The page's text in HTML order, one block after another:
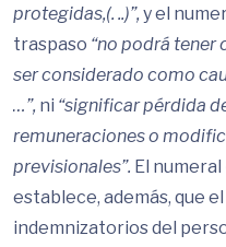
protegidas,(. ..)”, y el
traspaso “no podrá tener
ser considerado como
…”, ni “significarpérdida
remuneraciones o
previsionales”. El
establece, además, que
indemnizatorios del